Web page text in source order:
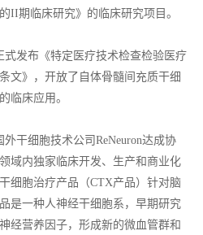
II期临床研究》的临床研究项目。
式发布《特定医疗技术检查检验医疗
文》，开放了自体骨髓间充质干细
临床应用。
干细胞技术公司ReNeuron达成协
域内独家临床开发、生产和商业化
细胞治疗产品（CTX产品）针对脑
是一种人神经干细胞系，早期研究
经营养因子，形成新的微血管群和